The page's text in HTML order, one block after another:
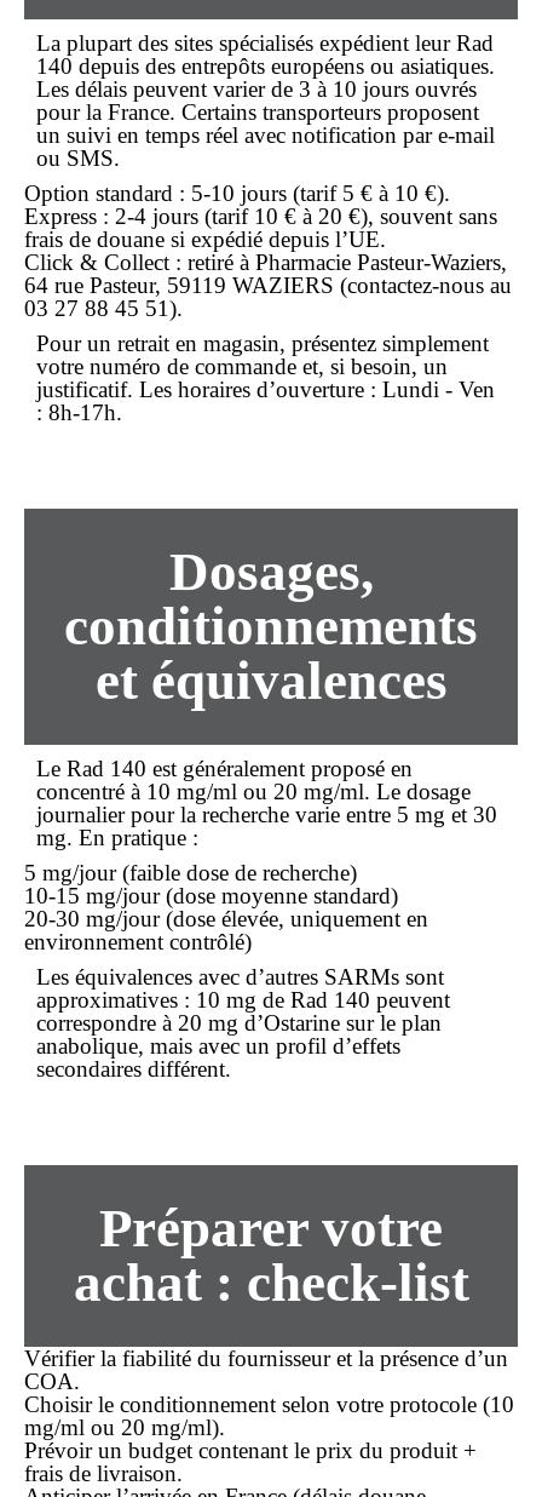
La plupart des sites spécialisés expédient leur Rad
140 depuis des entrepôts européens ou asiatiques.
Les délais peuvent varier de 3 à 10 jours ouvrés
pour la France. Certains transporteurs proposent
un suivi en temps réel avec notification par e-mail
ou SMS.
Option standard : 5-10 jours (tarif 5 € à 10 €).
Express : 2-4 jours (tarif 10 € à 20 €), souvent sans
frais de douane si expédié depuis l’UE.
Click & Collect : retiré à Pharmacie Pasteur-Waziers,
64 rue Pasteur, 59119 WAZIERS (contactez-nous au
03 27 88 45 51).
Pour un retrait en magasin, présentez simplement
votre numéro de commande et, si besoin, un
justificatif. Les horaires d’ouverture : Lundi - Ven
: 8h-17h.
Dosages,
conditionnements
et équivalences
Le Rad 140 est généralement proposé en
concentré à 10 mg/ml ou 20 mg/ml. Le dosage
journalier pour la recherche varie entre 5 mg et 30
mg. En pratique :
5 mg/jour (faible dose de recherche)
10-15 mg/jour (dose moyenne standard)
20-30 mg/jour (dose élevée, uniquement en
environnement contrôlé)
Les équivalences avec d’autres SARMs sont
approximatives : 10 mg de Rad 140 peuvent
correspondre à 20 mg d’Ostarine sur le plan
anabolique, mais avec un profil d’effets
secondaires différent.
Préparer votre
achat: check-list
Vérifier la fiabilité du fournisseur et la présence d’un
COA.
Choisir le conditionnement selon votre protocole (10
mg/ml ou 20 mg/ml).
Prévoir un budget contenant le prix du produit +
frais de livraison.